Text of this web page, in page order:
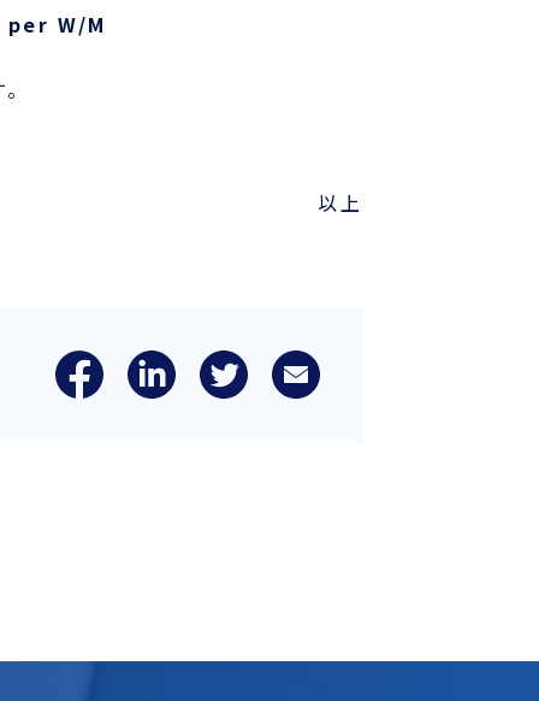
per W/M
以上